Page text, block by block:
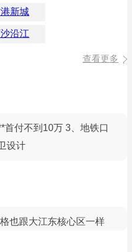
新城
沿江
查看更多
首付不到10万 3、地铁口
设计
也跟大江东核心区一样